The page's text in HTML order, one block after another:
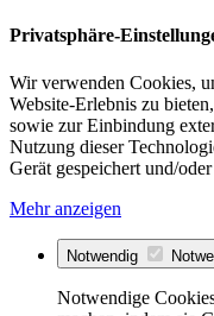
Privatsphäre-
Wir verwenden Cookies,
Website-Erlebnis zu
sowie zur Einbindung
Nutzung dieser
Gerät gespeichert und/
Mehr anzeigen
Notwendig
Notwendige